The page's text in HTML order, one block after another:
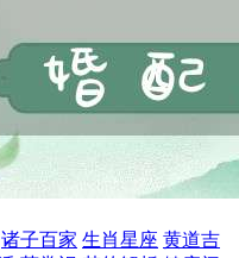
诸子百家 生肖星座 黄道吉